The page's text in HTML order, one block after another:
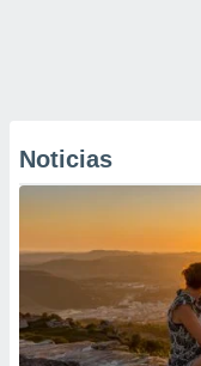
Noticias